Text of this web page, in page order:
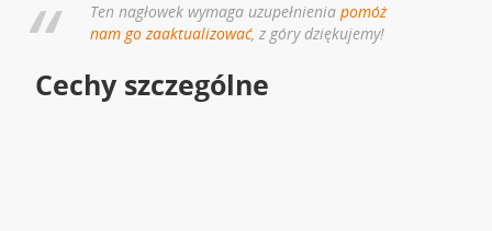
Ten nagłowek wymaga uzupełnieniapomóż
nam go zaaktualizować, z góry dziękujemy!
Cechy szczególne